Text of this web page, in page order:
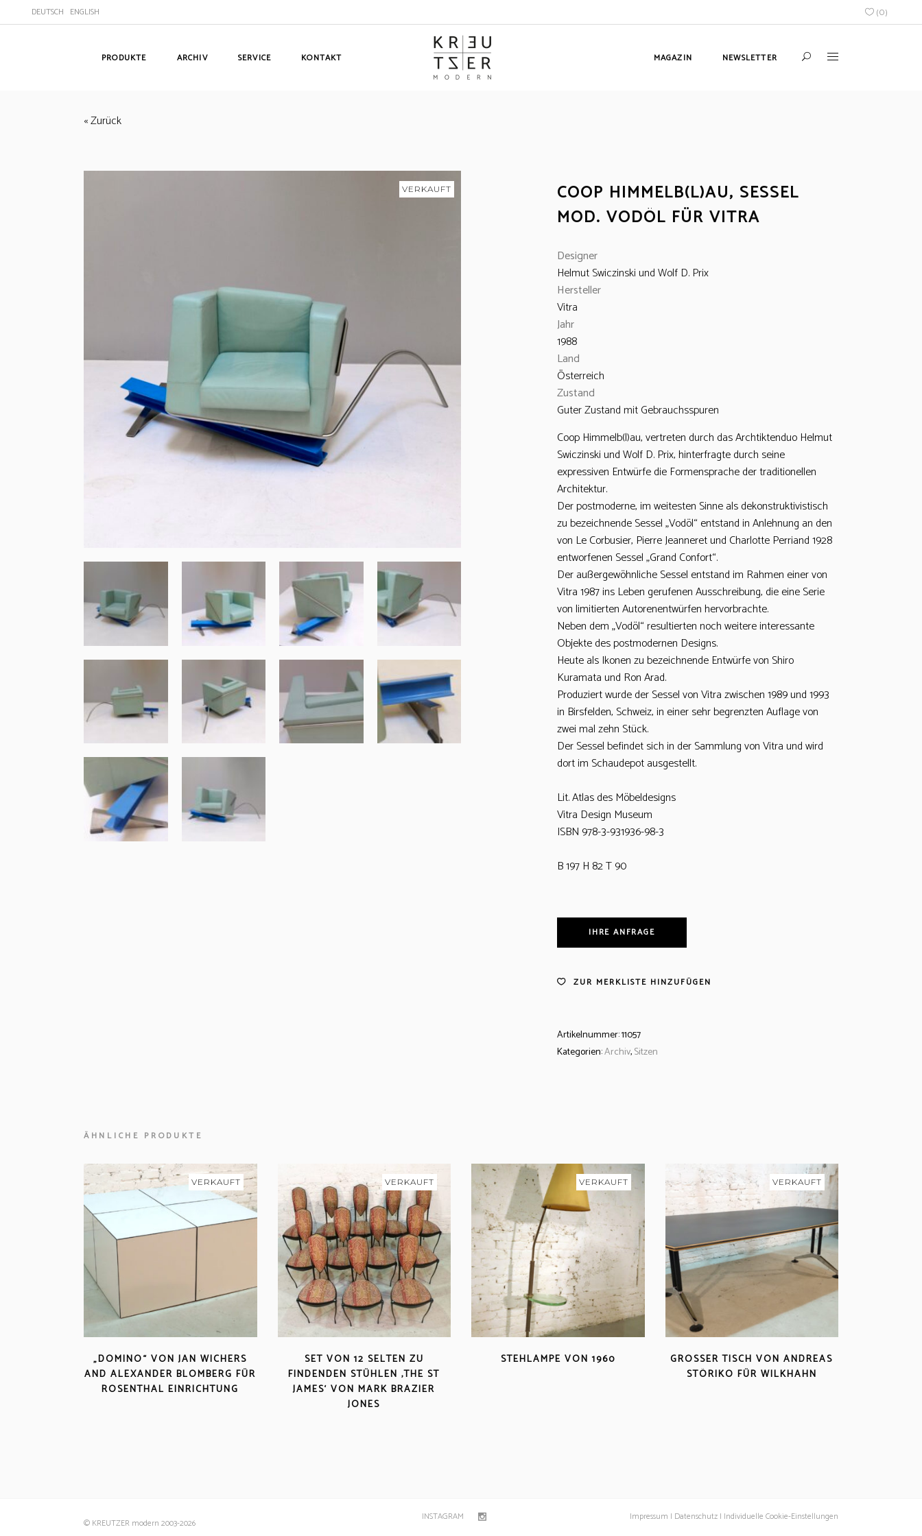
DEUTSCH ENGLISH (0)
PRODUKTE ARCHIV SERVICE KONTAKT MAGAZIN NEWSLETTER
« Zurück
VERKAUFT
COOP HIMMELB(L)AU, SESSEL
MOD. VODÖL FÜR VITRA
Designer
Helmut Swiczinski und Wolf D. Prix
Hersteller
Vitra
Jahr
1988
Land
Österreich
Zustand
Guter Zustand mit Gebrauchsspuren
Coop Himmelb(l)au, vertreten durch das Archtiktenduo Helmut
Swiczinski und Wolf D. Prix, hinterfragte durch seine
expressiven Entwürfe die Formensprache der traditionellen
Architektur.
Der postmoderne, im weitesten Sinne als dekonstruktivistisch
zu bezeichnende Sessel „Vodöl“ entstand in Anlehnung an den
von Le Corbusier, Pierre Jeanneret und Charlotte Perriand 1928
entworfenen Sessel „Grand Confort“.
Der außergewöhnliche Sessel entstand im Rahmen einer von
Vitra 1987 ins Leben gerufenen Ausschreibung, die eine Serie
von limitierten Autorenentwürfen hervorbrachte.
Neben dem „Vodöl“ resultierten noch weitere interessante
Objekte des postmodernen Designs.
Heute als Ikonen zu bezeichnende Entwürfe von Shiro
Kuramata und Ron Arad.
Produziert wurde der Sessel von Vitra zwischen 1989 und 1993
in Birsfelden, Schweiz, in einer sehr begrenzten Auflage von
zwei mal zehn Stück.
Der Sessel befindet sich in der Sammlung von Vitra und wird
dort im Schaudepot ausgestellt.
Lit. Atlas des Möbeldesigns
Vitra Design Museum
ISBN 978-3-931936-98-3
B 197 H 82 T 90
IHRE ANFRAGE
ZUR MERKLISTE HINZUFÜGEN
Artikelnummer:11057
Kategorien:Archiv,Sitzen
ÄHNLICHE PRODUKTE
VERKAUFT
„DOMINO“ VON JAN WICHERS
AND ALEXANDER BLOMBERG FÜR
ROSENTHAL EINRICHTUNG
VERKAUFT
SET VON 12 SELTEN ZU
FINDENDEN STÜHLEN ‚THE ST
JAMES‘ VON MARK BRAZIER
JONES
VERKAUFT
STEHLAMPE VON 1960
VERKAUFT
GROSSER TISCH VON ANDREAS S
TÖRIKO FÜR WILKHAHN
© KREUTZER modern 2003-2026 INSTAGRAM Impressum | Datenschutz | Individuelle Cookie-Einstellungen